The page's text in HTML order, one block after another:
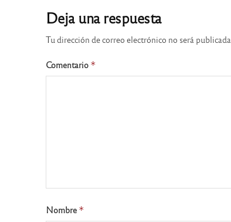
Deja una respuesta
Tu dirección de correo electrónico no será publicada.
Comentario *
Nombre *